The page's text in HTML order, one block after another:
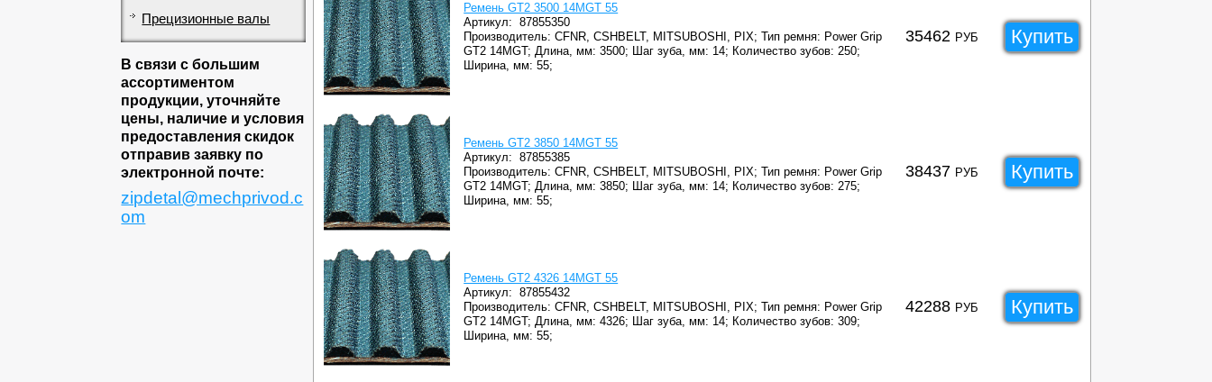
Прецизионные валы
В связи с большим
ассортиментом
продукции, уточняйте
цены, наличие и условия
предоставления скидок
отправив заявку по
электронной почте:
zipdetal@mechprivod.c
om
Ремень GT2 3500 14MGT 55
Артикул:87855350
Производитель: CFNR, CSHBELT, MITSUBOSHI, PIX; Тип ремня: Power Grip
GT2 14MGT; Длина, мм: 3500; Шаг зуба, мм: 14; Количество зубов: 250;
Ширина, мм: 55;
35462 РУБ Купить
Ремень GT2 3850 14MGT 55
Артикул:87855385
Производитель: CFNR, CSHBELT, MITSUBOSHI, PIX; Тип ремня: Power Grip
GT2 14MGT; Длина, мм: 3850; Шаг зуба, мм: 14; Количество зубов: 275;
Ширина, мм: 55;
38437 РУБ Купить
Ремень GT2 4326 14MGT 55
Артикул:87855432
Производитель: CFNR, CSHBELT, MITSUBOSHI, PIX; Тип ремня: Power Grip
GT2 14MGT; Длина, мм: 4326; Шаг зуба, мм: 14; Количество зубов: 309;
Ширина, мм: 55;
42288 РУБ Купить